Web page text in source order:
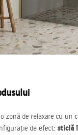
mobilier pentru baie
zonă de relaxare cu un
de efect: sticlă